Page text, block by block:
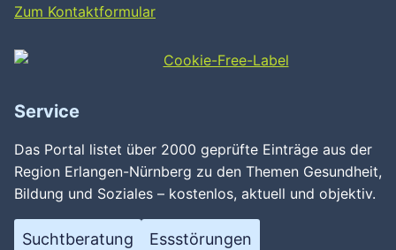
Zum Kontaktformular
Service
Das Portal listet über 2000 geprüfte Einträge aus der
Region Erlangen-Nürnberg zu den Themen Gesundheit,
Bildung und Soziales – kostenlos, aktuell und objektiv.
Suchtberatung Essstörungen